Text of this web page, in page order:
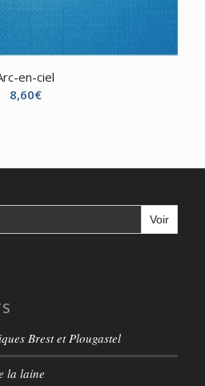
en-ciel
8,60€
Brest et Plougastel
la laine